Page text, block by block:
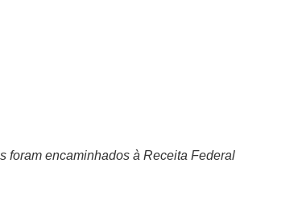
foram encaminhados à Receita Federal